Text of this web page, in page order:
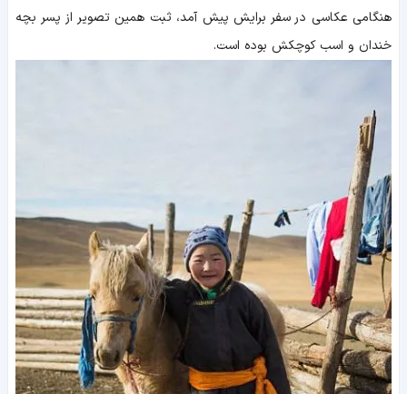
هنگامی عکاسی در سفر برایش پیش آمد، ثبت همین تصویر از پسر بچه
خندان و اسب کوچکش بوده است.